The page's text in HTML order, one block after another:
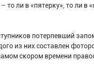
то ли в «пятерку», то ли в
потерпевший
из них составлен
скором времени